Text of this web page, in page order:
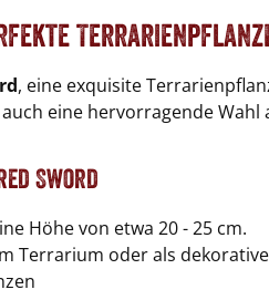
, eine exquisite
eine hervorragende Wahl
Sword
Höhe von etwa 20 - 25 cm.
Terrarium oder als